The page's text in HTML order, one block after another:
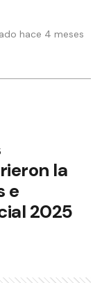
hace 4 meses
la
e
2025